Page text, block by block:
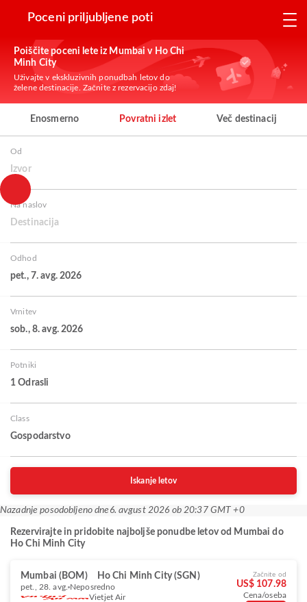
Poceni priljubljene poti
Poiščite poceni lete iz Mumbai v Ho Chi
Minh City
Uživajte v ekskluzivnih ponudbah letov do
želene destinacije. Začnite z rezervacijo zdaj!
Enosmerno Povratni izlet Več destinacij
Od
Izvor
Na naslov
Destinacija
Odhod
pet., 7. avg. 2026
Vrnitev
sob., 8. avg. 2026
Potniki
1 Odrasli
Class
Gospodarstvo
Iskanje letov
Nazadnje posodobljeno dne 6. avgust 2026 ob 20:37 GMT +0
Rezervirajte in pridobite najboljše ponudbe letov od Mumbai do
Ho Chi Minh City
Mumbai (BOM) Ho Chi Minh City (SGN)
pet., 28. avg. Neposredno
Vietjet Air
Začnite od
US$ 107.98
Cena/oseba